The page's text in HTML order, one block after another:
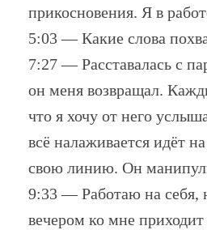
прикосновения. Я в
5:03 — Какие слова
7:27 — Расставалась с
он меня возвращал.
что я хочу от него
всё налаживается идёт
свою линию. Он
9:33 — Работаю на себя,
вечером ко мне